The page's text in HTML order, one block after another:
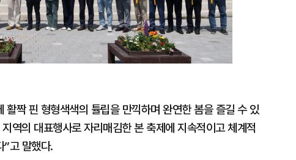
짝 핀 형형색색의 튤립을 만끽하며 완연한 봄을 즐길 수 있
역의 대표행사로 자리매김한 본 축제에 지속적이고 체계적
”고 말했다.